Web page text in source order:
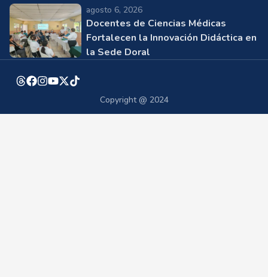
agosto 6, 2026
Docentes de Ciencias Médicas
Fortalecen la Innovación Didáctica en
la Sede Doral
Copyright @ 2024